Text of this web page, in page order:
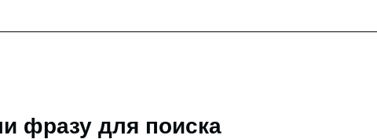
фразу для поиска